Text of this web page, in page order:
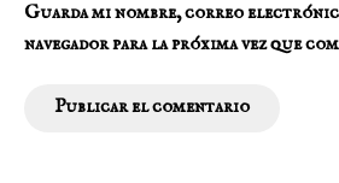
Guarda mi nombre, correo
navegador para la próxima vez que